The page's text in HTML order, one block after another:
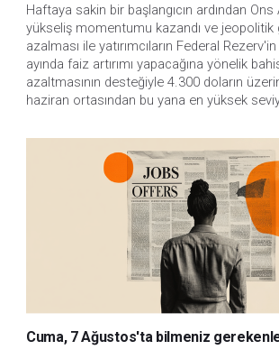
Haftaya sakin bir başlangıcın ardından Ons
yükseliş momentumu kazandı ve jeopolitik
azalması ile yatırımcıların Federal
ayında faiz artırımı yapacağına yönelik
azaltmasının desteğiyle 4.300 doların
haziran ortasından bu yana en yüksek
Cuma, 7 Ağustos'ta bilmeniz